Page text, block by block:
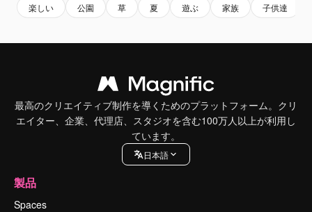
楽しい 公園 草 夏 遊ぶ 家族 子供達
最高のクリエイティブ制作を導くためのプラットフォーム。クリ
エイター、企業、代理店、スタジオを含む100万人以上が利用し
ています。
日本語
製品
Spaces